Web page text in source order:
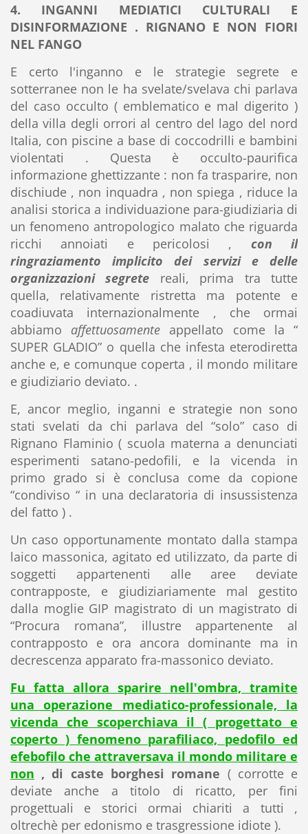
4. INGANNI MEDIATICI CULTURALI E
DISINFORMAZIONE . RIGNANO E NON FIORI
NEL FANGO
E certo l'inganno e le strategie segrete e
sotterranee non le ha svelate/svelava chi parlava
del caso occulto ( emblematico e mal digerito )
della villa degli orrori al centro del lago del nord
Italia, con piscine a base di coccodrilli e bambini
violentati . Questa è occulto-paurifica
informazione ghettizzante : non fa trasparire, non
dischiude , non inquadra , non spiega , riduce la
analisi storica a individuazione para-giudiziaria di
un fenomeno antropologico malato che riguarda
ricchi annoiati e pericolosi , con il
ringraziamento implicito dei servizi e delle
organizzazioni segrete reali, prima tra tutte
quella, relativamente ristretta ma potente e
coadiuvata internazionalmente , che ormai
abbiamo affettuosamente appellato come la “
SUPER GLADIO” o quella che infesta eterodiretta
anche e, e comunque coperta , il mondo militare
e giudiziario deviato. .
E, ancor meglio, inganni e strategie non sono
stati svelati da chi parlava del “solo” caso di
Rignano Flaminio ( scuola materna a denunciati
esperimenti satano-pedofili, e la vicenda in
primo grado si è conclusa come da copione
“condiviso “ in una declaratoria di insussistenza
del fatto ) .
Un caso opportunamente montato dalla stampa
laico massonica, agitato ed utilizzato, da parte di
soggetti appartenenti alle aree deviate
contrapposte, e giudiziariamente mal gestito
dalla moglie GIP magistrato di un magistrato di
“Procura romana”, illustre appartenente al
contrapposto e ora ancora dominante ma in
decrescenza apparato fra-massonico deviato.
Fu fatta allora sparire nell'ombra, tramite
una operazione mediatico-professionale, la
vicenda che scoperchiava il ( progettato e
coperto ) fenomeno parafiliaco, pedofilo ed
efebofilo che attraversava il mondo militare e
non , di caste borghesi romane ( corrotte e
deviate anche a titolo di ricatto, per fini
progettuali e storici ormai chiariti a tutti ,
oltrechè per edonismo e trasgressione idiote ).